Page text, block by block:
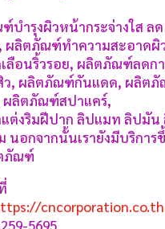
บำรุงผิวหน้ากระจ่างใส ลด
ผลิตภัณฑ์ทำความสะอาดผิ
ลือนริ้วรอย, ผลิตภัณฑ์ลดก
สิว, ผลิตภัณฑ์กันแดด, ผลิต
ผลิตภัณฑ์สปาแคร์,
ต่งริมฝีปาก ลิปแมท ลิปมัน
นอกจากนั้นเรายังมีบริการ
ภัณฑ์
cncorporation.co.th
5695